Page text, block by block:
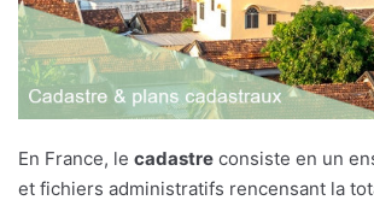
En France, le cadastre consiste en un
et fichiers administratifs rencensant la